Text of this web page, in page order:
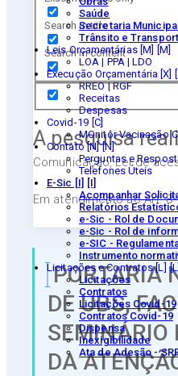
Saúde
Secretaria
Trânsito e
Leis Orçamentárias [M]
LOA | PPA | LDO
Execução Orçamentária [X]
RREO | RGF
Receitas
Despesas
Covid-19
MOnitor Vacinação
Contato [N]
Perguntas e
Telefones Úteis
E-Sic [I]
Acompanhar
Relatórios
e-Sic - Rol de
e-Sic - Rol de
e-SIC -
Instrumento
Licitações e Contratos [L]
Licitações
Contratos
Licitações Covid-19
Contratos Covid-19
Dispensa
Inexigibilidade
Ata de Adesão -
Search in title
Search in content
A pesquisa
Comunicação, Lei de
Em atendimento ao Art.
PORTARIA
DE UBS,
SEMINÁRIO
DA